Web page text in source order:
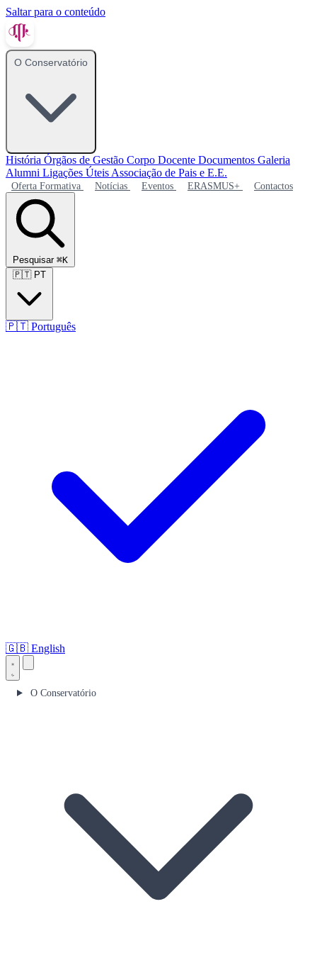
Saltar para o conteúdo
O Conservatório
História Órgãos de Gestão Corpo Docente Documentos Galeria
Alumni Ligações Úteis Associação de Pais e E.E.
Oferta Formativa Notícias Eventos ERASMUS+ Contactos
Pesquisar ⌘K
🇵🇹 PT
🇵🇹 Português
🇬🇧 English
O Conservatório